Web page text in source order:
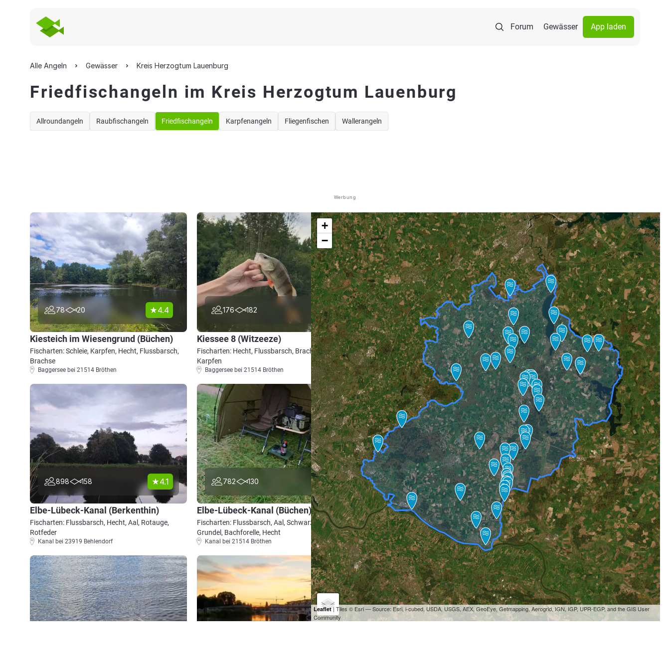
Forum Gewässer App laden
Alle Angeln Gewässer Kreis Herzogtum Lauenburg
Friedfischangeln im Kreis Herzogtum Lauenburg
Allroundangeln Raubfischangeln Friedfischangeln Karpfenangeln Fliegenfischen Wallerangeln
Werbung
78 20 4.4
Kiesteich im Wiesengrund (Büchen)
Fischarten: Schleie, Karpfen, Hecht, Flussbarsch,
Brachse
Baggersee bei 21514 Bröthen
176 182 4.7
Kiessee 8 (Witzeeze)
Fischarten: Hecht, Flussbarsch, Brachse, Rotauge,
Karpfen
Baggersee bei 21514 Bröthen
898 158 4.1
Elbe-Lübeck-Kanal (Berkenthin)
Fischarten: Flussbarsch, Hecht, Aal, Rotauge,
Rotfeder
Kanal bei 23919 Behlendorf
782 130 4.4
Elbe-Lübeck-Kanal (Büchen)
Fischarten: Flussbarsch, Aal, Schwarzmund-
Grundel, Bachforelle, Hecht
Kanal bei 21514 Bröthen
+
−
Leaflet| Tiles © Esri — Source: Esri, i-cubed, USDA, USGS, AEX, GeoEye, Getmapping, Aerogrid, IGN, IGP, UPR-EGP, and the GIS User
Community